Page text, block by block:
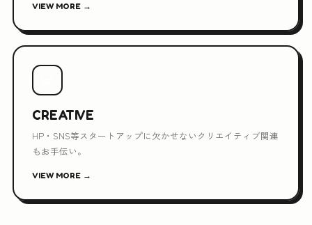
VIEW MORE →
CREATIVE
HP・SNS等スタートアップに欠かせないクリエイティブ関連
もお手伝い。
VIEW MORE →